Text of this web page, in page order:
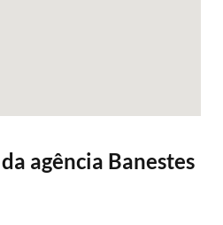
agência Banestes